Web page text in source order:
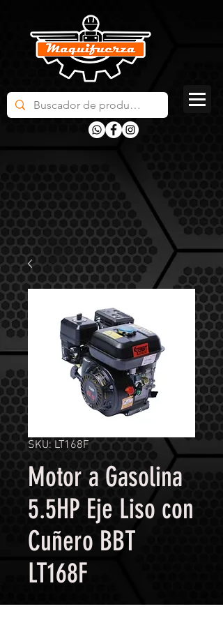
SKU: LT168F
Motor a Gasolina
5.5HP Eje Liso con
Cuñero BBT
LT168F